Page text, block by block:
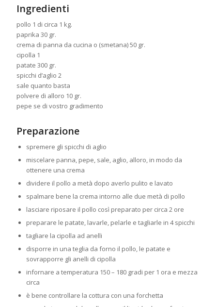
Ingredienti
pollo 1 di circa 1 kg.
paprika 30 gr.
crema di panna da cucina o (smetana) 50 gr.
cipolla 1
patate 300 gr.
spicchi d’aglio 2
sale quanto basta
polvere di alloro 10 gr.
pepe se di vostro gradimento
Preparazione
spremere gli spicchi di aglio
miscelare panna, pepe, sale, aglio, alloro, in modo da
ottenere una crema
dividere il pollo a metà dopo averlo pulito e lavato
spalmare bene la crema intorno alle due metà di pollo
lasciare riposare il pollo così preparato per circa 2 ore
preparare le patate, lavarle, pelarle e tagliarle in 4 spicchi
tagliare la cipolla ad anelli
disporre in una teglia da forno il pollo, le patate e
sovrapporre gli anelli di cipolla
infornare a temperatura 150 – 180 gradi per 1 ora e mezza
circa
è bene controllare la cottura con una forchetta